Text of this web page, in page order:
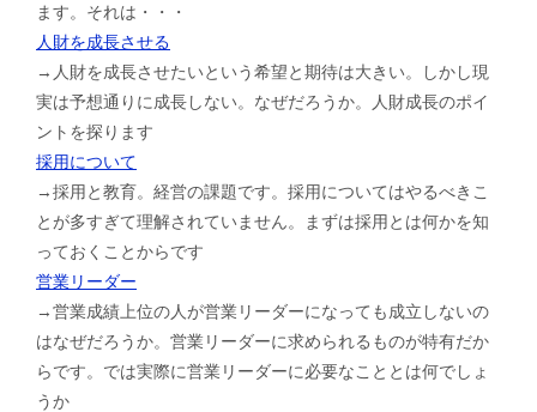
ます。それは・・・
人財を成長させる
→人財を成長させたいという希望と期待は大きい。しかし現
実は予想通りに成長しない。なぜだろうか。人財成長のポイ
ントを探ります
採用について
→採用と教育。経営の課題です。採用についてはやるべきこ
とが多すぎて理解されていません。まずは採用とは何かを知
っておくことからです
営業リーダー
→営業成績上位の人が営業リーダーになっても成立しないの
はなぜだろうか。営業リーダーに求められるものが特有だか
らです。では実際に営業リーダーに必要なこととは何でしょ
うか